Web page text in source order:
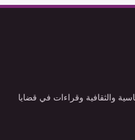
والثقافية وقراءات في قضايا